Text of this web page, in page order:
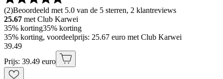
(2)Beoordeeld met 5.0 van de 5 sterren, 2 klantreviews
25.67 met Club Karwei
35% korting35% korting
35% korting, voordeelprijs: 25.67 euro met Club Karwei
39.49
Prijs: 39.49 euro